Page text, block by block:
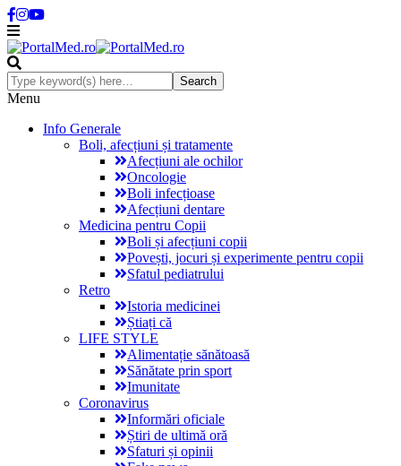
Menu
Info Generale
Boli, afecțiuni și tratamente
Afecțiuni ale ochilor
Oncologie
Boli infecțioase
Afecțiuni dentare
Medicina pentru Copii
Boli și afecțiuni copii
Povești, jocuri și experimente pentru copii
Sfatul pediatrului
Retro
Istoria medicinei
Știați că
LIFE STYLE
Alimentație sănătoasă
Sănătate prin sport
Imunitate
Coronavirus
Informări oficiale
Știri de ultimă oră
Sfaturi și opinii